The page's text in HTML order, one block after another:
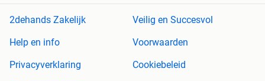
2dehands Zakelijk
Veilig en Succesvol
Help en info
Voorwaarden
Privacyverklaring
Cookiebeleid